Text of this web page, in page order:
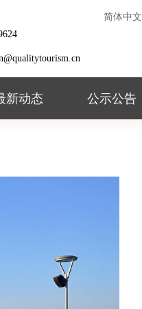
新动态 公示公告
简体中文